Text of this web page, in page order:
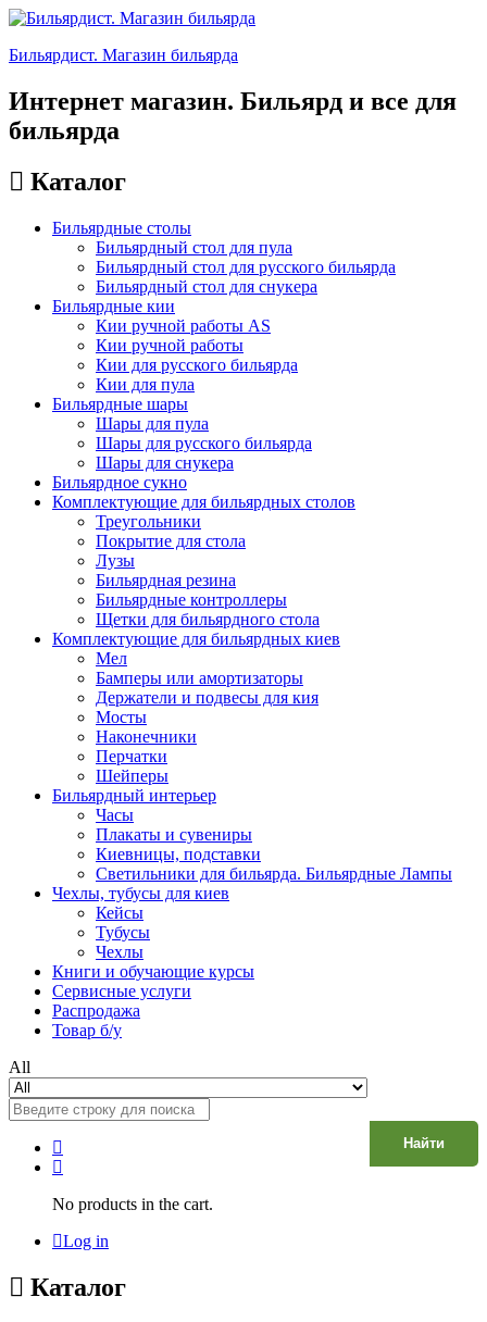
Бильярдист. Магазин бильярда
Интернет магазин. Бильярд и все для
бильярда
Каталог
Бильярдные столы
Бильярдный стол для пула
Бильярдный стол для русского бильярда
Бильярдный стол для снукера
Бильярдные кии
Кии ручной работы AS
Кии ручной работы
Кии для русского бильярда
Кии для пула
Бильярдные шары
Шары для пула
Шары для русского бильярда
Шары для снукера
Бильярдное сукно
Комплектующие для бильярдных столов
Треугольники
Покрытие для стола
Лузы
Бильярдная резина
Бильярдные контроллеры
Щетки для бильярдного стола
Комплектующие для бильярдных киев
Мел
Бамперы или амортизаторы
Держатели и подвесы для кия
Мосты
Наконечники
Перчатки
Шейперы
Бильярдный интерьер
Часы
Плакаты и сувениры
Киевницы, подставки
Светильники для бильярда. Бильярдные Лампы
Чехлы, тубусы для киев
Кейсы
Тубусы
Чехлы
Книги и обучающие курсы
Сервисные услуги
Распродажа
Товар б/у
All
Найти
No products in the cart.
Log in
Каталог